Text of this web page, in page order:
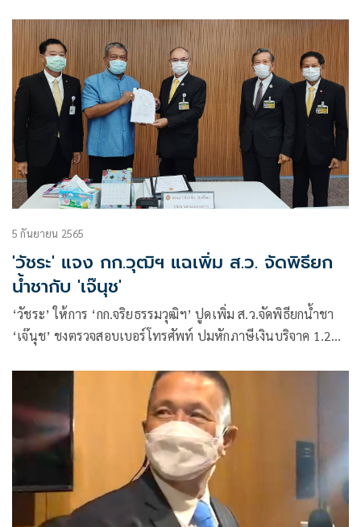
ส.ต.ท.หญิง กรศศิร์ บัวแย้ม หรือ เจ๊นุช
5 กันยายน 2565
'วัชระ' แจง กก.วุฒิฯ แฉเพิ่ม ส.ว. จัดพิธียก
น้ำชากับ 'เจ๊นุช'
‘วัชระ’ ให้การ ‘กก.จริยธรรมวุฒิฯ’ ปูดเพิ่ม ส.ว.จัดพิธียกน้ำชา
‘เจ๊นุช’ ชงตรวจสอบเบอร์โทรศัพท์ ปมหักภาษีเงินบริจาค 1.2